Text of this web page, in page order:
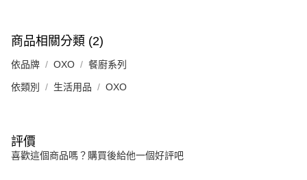
商品相關分類 (2)
依品牌 OXO 餐廚系列
依類別 生活用品 OXO
評價
喜歡這個商品嗎？購買後給他一個好評吧